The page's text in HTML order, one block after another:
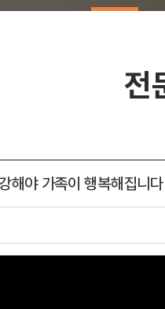
전
해야 가족이 행복해집니